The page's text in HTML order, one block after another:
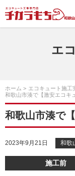
エ
ホーム エコキュート施工
和歌山市湊で【激安エコキ
和歌山市湊で
2023年9月21日 和歌
施工前